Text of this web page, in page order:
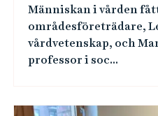
Människan i vården
områdesföreträdare,
vårdvetenskap, och
professor i soc...